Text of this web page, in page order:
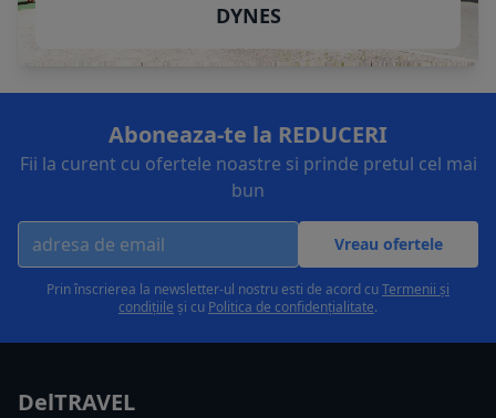
DYNES
Aboneaza-te la REDUCERI
Fii la curent cu ofertele noastre si prinde pretul cel mai
bun
Vreau ofertele
Prin înscrierea la newsletter-ul nostru esti de acord cuTermenii și
condițiile și cu Politica de confidențialitate.
DelTRAVEL